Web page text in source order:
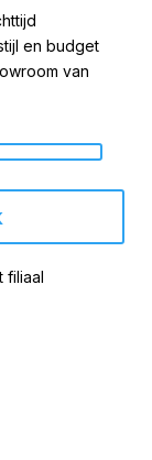
en budget
van